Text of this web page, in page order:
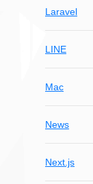
Laravel
LINE
Mac
News
Next.js